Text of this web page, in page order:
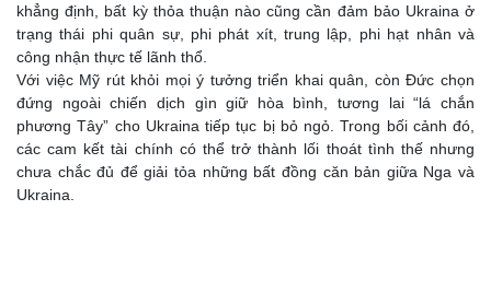
khẳng định, bất kỳ thỏa thuận nào cũng cần đảm bảo Ukraina ở
trạng thái phi quân sự, phi phát xít, trung lập, phi hạt nhân và
công nhận thực tế lãnh thổ.
Với việc Mỹ rút khỏi mọi ý tưởng triển khai quân, còn Đức chọn
đứng ngoài chiến dịch gìn giữ hòa bình, tương lai “lá chắn
phương Tây” cho Ukraina tiếp tục bị bỏ ngỏ. Trong bối cảnh đó,
các cam kết tài chính có thể trở thành lối thoát tình thế nhưng
chưa chắc đủ để giải tỏa những bất đồng căn bản giữa Nga và
Ukraina.